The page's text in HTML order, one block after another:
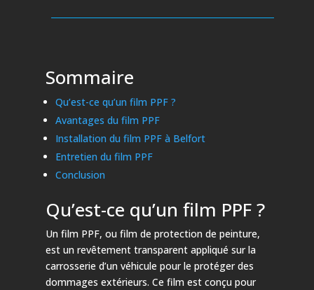
Sommaire
Qu’est-ce qu’un film PPF ?
Avantages du film PPF
Installation du film PPF à Belfort
Entretien du film PPF
Conclusion
Qu’est-ce qu’un film PPF ?
Un film PPF, ou film de protection de peinture,
est un revêtement transparent appliqué sur la
carrosserie d’un véhicule pour le protéger des
dommages extérieurs. Ce film est conçu pour